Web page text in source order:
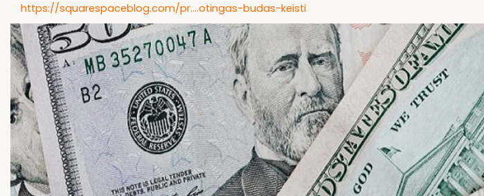
https://squarespaceblog.com/pr....otingas-budas-keisti